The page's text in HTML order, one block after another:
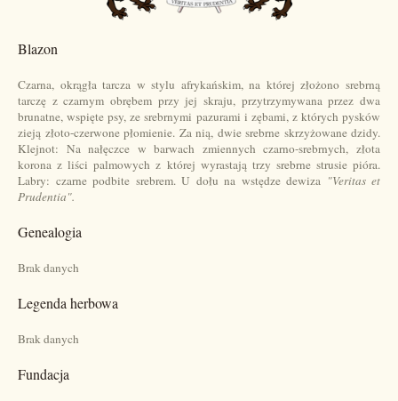
Blazon
Czarna, okrągła tarcza w stylu afrykańskim, na której złożono srebrną
tarczę z czarnym obrębem przy jej skraju, przytrzymywana przez dwa
brunatne, wspięte psy, ze srebrnymi pazurami i zębami, z których pysków
zieją złoto-czerwone płomienie. Za nią, dwie srebrne skrzyżowane dzidy.
Klejnot: Na nałęczce w barwach zmiennych czarno-srebrnych, złota
korona z liści palmowych z której wyrastają trzy srebrne strusie pióra.
Labry: czarne podbite srebrem. U dołu na wstędze dewiza "Veritas et
Prudentia".
Genealogia
Brak danych
Legenda herbowa
Brak danych
Fundacja